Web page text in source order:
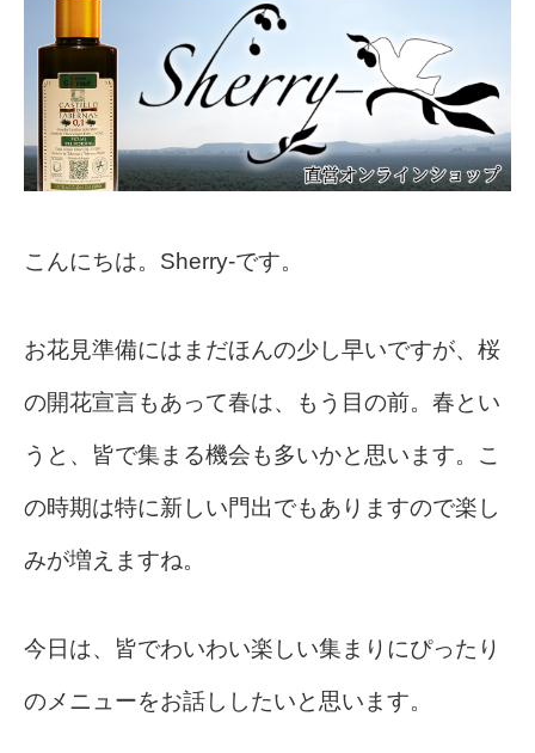
こんにちは。Sherry-です。
お花見準備にはまだほんの少し早いですが、桜
の開花宣言もあって春は、もう目の前。春とい
うと、皆で集まる機会も多いかと思います。こ
の時期は特に新しい門出でもありますので楽し
みが増えますね。
今日は、皆でわいわい楽しい集まりにぴったり
のメニューをお話ししたいと思います。